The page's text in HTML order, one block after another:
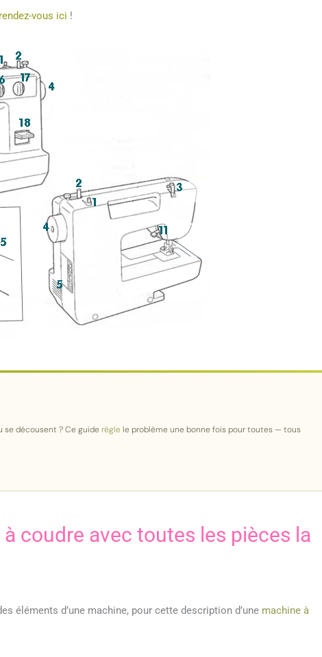
rendez-vous ici !
décousent ? Ce guiderèglele problème une bonne fois pour toutes — tous
coudre avec toutes les pièces la
éléments d’une machine, pour cette description d’une machine à